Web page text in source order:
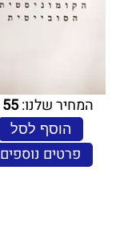
המחיר שלנו:55
הוסף לסל
פרטים נוספים